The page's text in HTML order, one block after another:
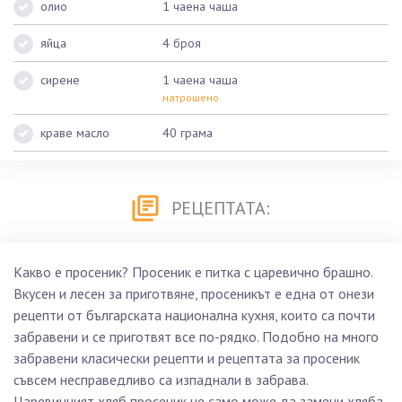
олио 1 чаена чаша
яйца 4 броя
сирене 1 чаена чаша
натрошено
краве масло 40 грама
РЕЦЕПТАТА:
Какво е просеник? Просеник е питка с царевично брашно.
Вкусен и лесен за приготвяне, просеникът е една от онези
рецепти от българската национална кухня, които са почти
забравени и се приготвят все по-рядко. Подобно на много
забравени класически рецепти и рецептата за просеник
съвсем несправедливо са изпаднали в забрава.